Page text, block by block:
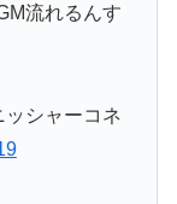
流れるんす
シャーコネ